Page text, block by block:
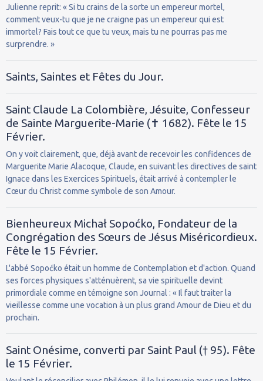
Julienne reprit: « Si tu crains de la sorte un empereur mortel,
comment veux-tu que je ne craigne pas un empereur qui est
immortel? Fais tout ce que tu veux, mais tu ne pourras pas me
surprendre. »
Saints, Saintes et Fêtes du Jour.
Saint Claude La Colombière, Jésuite, Confesseur
de Sainte Marguerite-Marie (✝ 1682). Fête le 15
Février.
On y voit clairement, que, déjà avant de recevoir les confidences de
Marguerite Marie Alacoque, Claude, en suivant les directives de saint
Ignace dans les Exercices Spirituels, était arrivé à contempler le
Cœur du Christ comme symbole de son Amour.
Bienheureux Michał Sopoćko, Fondateur de la
Congrégation des Sœurs de Jésus Miséricordieux.
Fête le 15 Février.
L'abbé Sopoćko était un homme de Contemplation et d'action. Quand
ses forces physiques s'atténuèrent, sa vie spirituelle devint
primordiale comme en témoigne son Journal : « Il faut traiter la
vieillesse comme une vocation à un plus grand Amour de Dieu et du
prochain.
Saint Onésime, converti par Saint Paul († 95). Fête
le 15 Février.